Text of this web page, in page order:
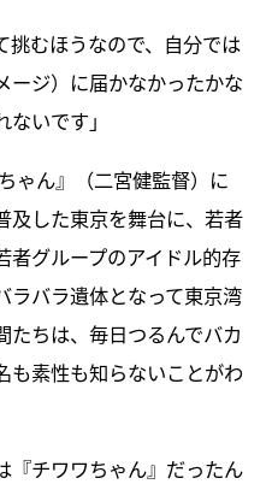
挑むほうなので、自分では
ージ）に届かなかったかな
いです」
ゃん』（二宮健監督）に
及した東京を舞台に、若者
者グループのアイドル的存
ラバラ遺体となって東京湾
たちは、毎日つるんでバカ
も素性も知らないことがわ
『チワワちゃん』だったん